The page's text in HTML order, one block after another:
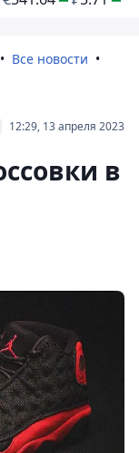
Все новости
12:29, 13 апреля 2023
в